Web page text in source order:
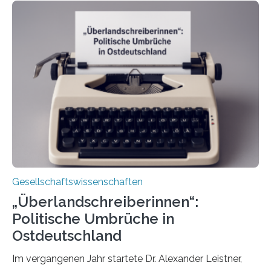
einer gesellschaftlichen Spaltung des Landes, und
2025 sorgt der Fall Brosius-Gersdorf für
Schlagzeilen.Das Sozialwissenschaftliche Institut der
EKD hat untersucht, wie Menschen in Deutschland
wirklich über Schwangerschaftsabbrüche denken und
wie sich ihre Haltung je nach Konfession, Region und
Bildung unterscheidet. Darüber sprechen Veronika
Eufinger und Dr. Kristin Torka…
Gesellschaftswissenschaften
„Überlandschreiberinnen“:
Politische Umbrüche in
Ostdeutschland
Im vergangenen Jahr startete Dr. Alexander Leistner,